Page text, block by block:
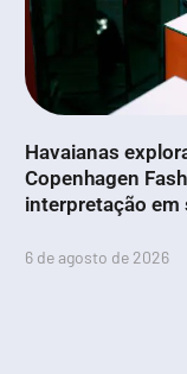
Havaianas
Copenhagen
interpretação em
6 de agosto de 2026